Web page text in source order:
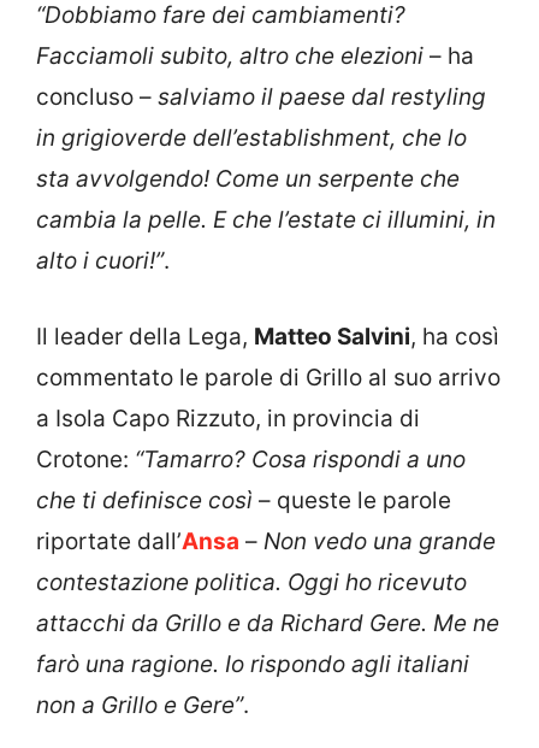
“Dobbiamo fare dei cambiamenti?
Facciamoli subito, altro che elezioni – ha
concluso – salviamo il paese dal restyling
in grigioverde dell’establishment, che lo
sta avvolgendo! Come un serpente che
cambia la pelle. E che l’estate ci illumini, in
alto i cuori!”.
Il leader della Lega, Matteo Salvini, ha così
commentato le parole di Grillo al suo arrivo
a Isola Capo Rizzuto, in provincia di
Crotone: “Tamarro? Cosa rispondi a uno
che ti definisce così – queste le parole
riportate dall’Ansa – Non vedo una grande
contestazione politica. Oggi ho ricevuto
attacchi da Grillo e da Richard Gere. Me ne
farò una ragione. Io rispondo agli italiani
non a Grillo e Gere”.